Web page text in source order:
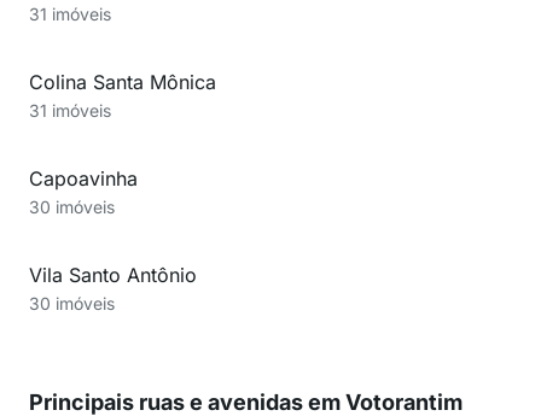
31 imóveis
Colina Santa Mônica
31 imóveis
Capoavinha
30 imóveis
Vila Santo Antônio
30 imóveis
Principais ruas e avenidas em Votorantim